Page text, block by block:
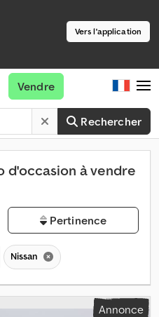
Vers l'application
Rechercher
Vendre
d'occasion à vendre
Pertinence
Nissan
Annonce